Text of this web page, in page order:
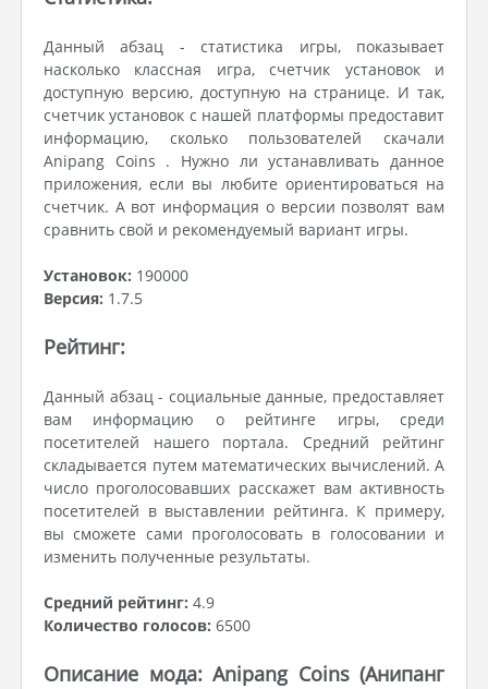
Данный абзац - статистика игры, показывает
насколько классная игра, счетчик установок и
доступную версию, доступную на странице. И так,
счетчик установок с нашей платформы предоставит
информацию, сколько пользователей скачали
Anipang Coins . Нужно ли устанавливать данное
приложения, если вы любите ориентироваться на
счетчик. А вот информация о версии позволят вам
сравнить свой и рекомендуемый вариант игры.
Установок: 190000
Версия: 1.7.5
Рейтинг:
Данный абзац - социальные данные, предоставляет
вам информацию о рейтинге игры, среди
посетителей нашего портала. Средний рейтинг
складывается путем математических вычислений. А
число проголосовавших расскажет вам активность
посетителей в выставлении рейтинга. К примеру,
вы сможете сами проголосовать в голосовании и
изменить полученные результаты.
Средний рейтинг: 4.9
Количество голосов: 6500
Описание мода: Anipang Coins (Анипанг